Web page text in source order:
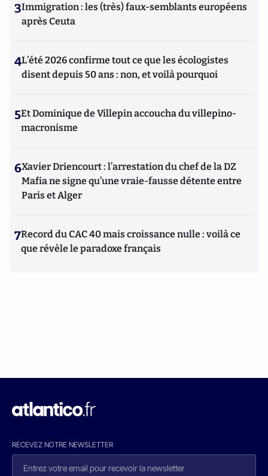
3Immigration : les (très) faux-semblants européens
après Ceuta
4L’été 2026 confirme tout ce que les écologistes
disent depuis 50 ans : non, et voilà pourquoi
5Et Dominique de Villepin accoucha du villepino-
macronisme
6Xavier Driencourt : l’arrestation du chef de la DZ
Mafia ne signe qu’une vraie-fausse détente entre
Paris et Alger
7Record du CAC 40 mais croissance nulle : voilà ce
que révèle le paradoxe français
RECEVEZ NOTRE NEWSLETTER